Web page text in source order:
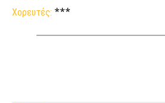
Χορευτές: ***